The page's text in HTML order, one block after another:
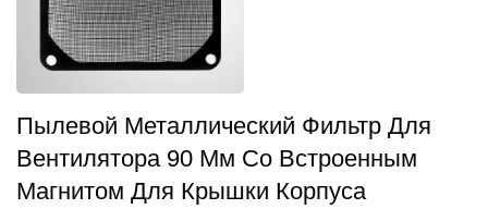
Пылевой Металлический Фильтр Для
Вентилятора 90 Мм Со Встроенным
Магнитом Для Крышки Корпуса